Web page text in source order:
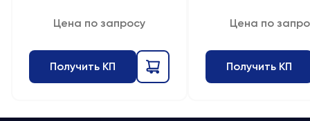
Цена по запросу
Получить КП
Цена по
Получить КП